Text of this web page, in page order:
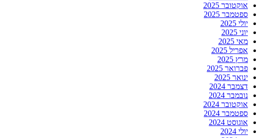
אוקטובר 2025
ספטמבר 2025
יולי 2025
יוני 2025
מאי 2025
אפריל 2025
מרץ 2025
פברואר 2025
ינואר 2025
דצמבר 2024
נובמבר 2024
אוקטובר 2024
ספטמבר 2024
אוגוסט 2024
יולי 2024